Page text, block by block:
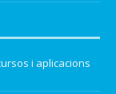
i aplicacions